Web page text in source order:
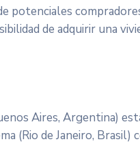
potenciales
de adquirir una
Aires, Argentina)
(Rio de Janeiro, Brasil)